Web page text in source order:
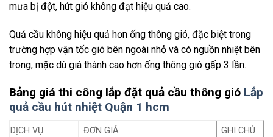
mưa bị đột, hút gió không đạt hiệu quả cao.
Quả cầu không hiệu quả hơn ống thông gió, đặc biệt trong
trường hợp vận tốc gió bên ngoài nhỏ và có nguồn nhiệt bên
trong, mặc dù giá thành cao hơn ống thông gió gấp 3 lần.
Bảng giá thi công lắp đặt quả cầu thông gió Lắp
quả cầu hút nhiệt Quận 1 hcm
DỊCH VỤ ĐƠN GIÁ
GHI CHÚ